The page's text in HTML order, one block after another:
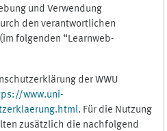
und Verwendung
den verantwortlichen
folgenden “Learnweb-
der WWU
www.uni-
. Für die Nutzung
zusätzlich die nachfolgend